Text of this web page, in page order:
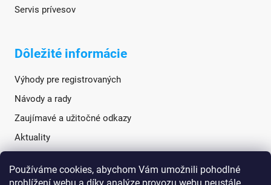
Používáme cookies, abychom Vám umožnili pohodlné
Servis prívesov
Dôležité informácie
Výhody pre registrovaných
Návody a rady
Zaujímavé a užitočné odkazy
Aktuality
Sociálne siete